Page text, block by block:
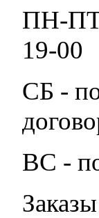
ПН-ПТ
19-00
СБ -
ВС -
Заказы